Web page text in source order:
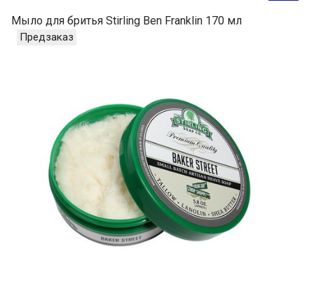
Мыло для бритья Stirling Ben Franklin 170 мл
Предзаказ